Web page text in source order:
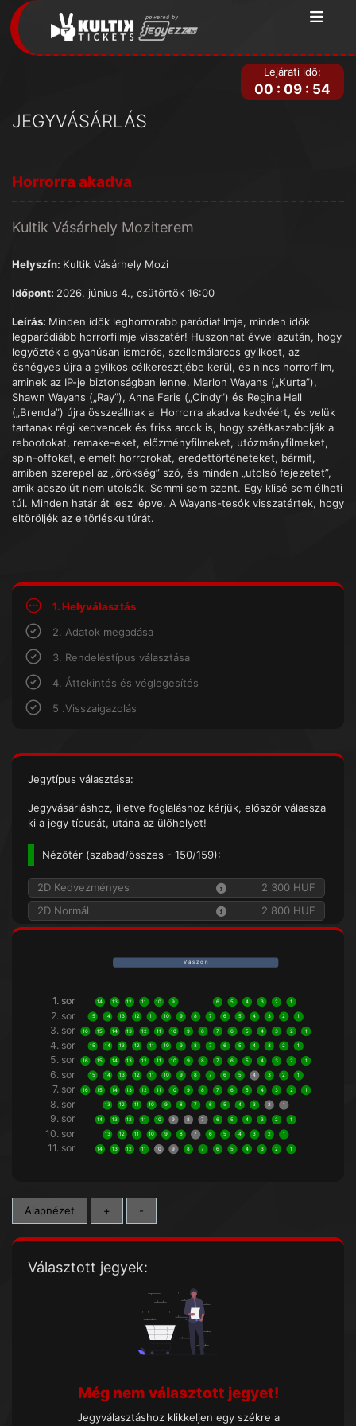
JEGYVÁSÁRLÁS
Lejárati idő:
00 : 09 : 54
Horrorra akadva
Kultik Vásárhely Moziterem
Helyszín: Kultik Vásárhely Mozi
Időpont: 2026. június 4., csütörtök 16:00
Leírás: Minden idők leghorrorabb paródiafilmje, minden idők
legparódiább horrorfilmje visszatér! Huszonhat évvel azután, hogy
legyőzték a gyanúsan ismerős, szellemálarcos gyilkost, az
ősnégyes újra a gyilkos célkeresztjébe kerül, és nincs horrorfilm,
aminek az IP-je biztonságban lenne. Marlon Wayans („Kurta”),
Shawn Wayans („Ray”), Anna Faris („Cindy”) és Regina Hall
(„Brenda”) újra összeállnak a Horrorra akadva kedvéért, és velük
tartanak régi kedvencek és friss arcok is, hogy szétkaszabolják a
rebootokat, remake-eket, előzményfilmeket, utózmányfilmeket,
spin-offokat, elemelt horrorokat, eredettörténeteket, bármit,
amiben szerepel az „örökség” szó, és minden „utolsó fejezetet”,
amik abszolút nem utolsók. Semmi sem szent. Egy klisé sem élheti
túl. Minden határ át lesz lépve. A Wayans-tesók visszatértek, hogy
eltöröljék az eltörléskultúrát.
1. Helyválasztás
2. Adatok megadása
3. Rendeléstípus választása
4. Áttekintés és véglegesítés
5 .Visszaigazolás
Jegytípus választása:
Jegyvásárláshoz, illetve foglaláshoz kérjük, először válassza
ki a jegy típusát, utána az ülőhelyet!
Nézőtér (szabad/összes - 150/159):
2D Kedvezményes
2 300 HUF
2D Normál
2 800 HUF
V á s z o n
1. sor 14 13 12 11 10 9
1. sor 6 5 4 3 2 1
2. sor 15 14 13 12 11 10 9 8 7 6 5 4 3 2 1
3. sor 16 15 14 13 12 11 10 9 8 7 6 5 4 3 2 1
4. sor 15 14 13 12 11 10 9 8 7 6 5 4 3 2 1
5. sor 16 15 14 13 12 11 10 9 8 7 6 5 4 3 2 1
6. sor 15 14 13 12 11 10 9 8 7 6 5 4 3 2 1
7. sor 16 15 14 13 12 11 10 9 8 7 6 5 4 3 2 1
8. sor 13 12 11 10 9 8 7 6 5 4 3 2 1
9. sor 14 13 12 11 10 9 8 7 6 5 4 3 2 1
10. sor 13 12 11 10 9 8 7 6 5 4 3 2 1
11. sor 14 13 12 11 10 9 8 7 6 5 4 3 2 1
Alapnézet + -
Választott jegyek:
Még nem választott jegyet!
Jegyválasztáshoz klikkeljen egy székre a